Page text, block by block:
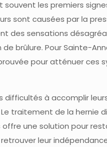
souvent les premiers
sont causées par la
des sensations
brûlure. Pour Sainte-
pour atténuer ces
à accomplir
traitement de la hernie
une solution pour
leur